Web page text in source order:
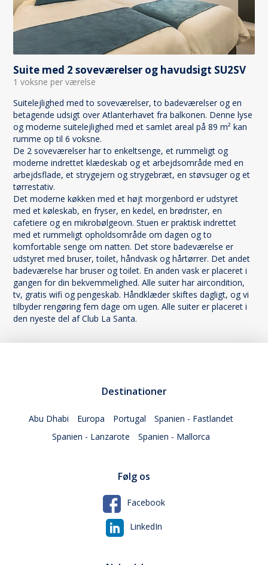
Suite med 2 soveværelser og havudsigt SU2SV
1 voksne per værelse
Suitelejlighed med to soveværelser, to badeværelser og en
betagende udsigt over Atlanterhavet fra balkonen. Denne lyse
og moderne suitelejlighed med et samlet areal på 89 m² kan
rumme op til 6 voksne.
De 2 soveværelser har to enkeltsenge, et rummeligt og
moderne indrettet klædeskab og et arbejdsområde med en
arbejdsflade, et strygejern og strygebræt, en støvsuger og et
tørrestativ.
Det moderne køkken med et højt morgenbord er udstyret
med et køleskab, en fryser, en kedel, en brødrister, en
cafetiere og en mikrobølgeovn. Stuen er praktisk indrettet
med et rummeligt opholdsområde om dagen og to
komfortable senge om natten. Det store badeværelse er
udstyret med bruser, toilet, håndvask og hårtørrer. Det andet
badeværelse har bruser og toilet. En anden vask er placeret i
gangen for din bekvemmelighed. Alle suiter har aircondition,
tv, gratis wifi og pengeskab. Håndklæder skiftes dagligt, og vi
tilbyder rengøring fem dage om ugen. Alle suiter er placeret i
den nyeste del af Club La Santa.
Destinationer
Abu Dhabi Europa Portugal
Spanien - Fastlandet
Spanien - Lanzarote
Spanien - Mallorca
Følg os
Facebook
LinkedIn